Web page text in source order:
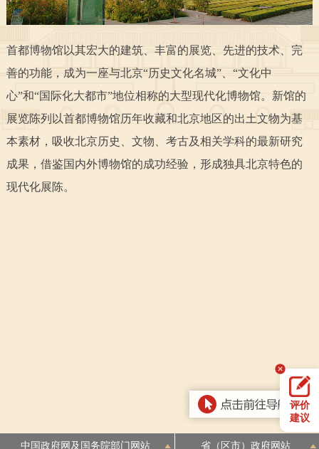
政民互动
12345网上接诉即办 我要咨询 我要建议
参与调查 在线访谈 图说互动
走进北京
北京概况 十六区概览 人文北京
PORTUGUÊS
首都博物馆以其宏大的建筑、丰富的展览、先进的技术、完
善的功能，成为一座与北京“历史文化名城”、“文化中
心”和“国际化大都市”地位相称的大型现代化博物馆。新馆的
展览陈列以首都博物馆历年收藏和北京地区的出土文物为基
本素材，吸收北京历史、文物、考古及相关学科的最新研究
成果，借鉴国内外博物馆的成功经验，形成独具北京特色的
现代化展陈。
评价
建议
中国政府网及国务院部门网站 省（区市）政府网站